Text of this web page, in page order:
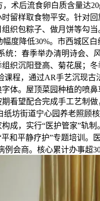
术后流食卵白质含量达
留样取食物平安。针对
织包粽子、做月饼等勾
度降低30%。市西城区
统：春季举办清明诗会、
织沉阳登高、菊花展；
课程，通过AR手艺沉现古
体。屋顶菜园种植的喷
看望配合完成手工艺制做
纸坊街道宁心园养老照顾
成，实行“医护管家”轨
平和平静疗护”专题培训。
会商。核心累计办事超